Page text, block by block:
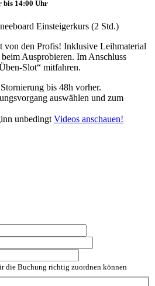
bis 14:00 Uhr
Einsteigerkurs (2 Std.)
von den Profis! Inklusive Leihmaterial
Ausprobieren. Im Anschluss
Slot“ mitfahren.
bis 48h vorher.
auswählen und zum
unbedingt Videos anschauen!
die Buchung richtig zuordnen können